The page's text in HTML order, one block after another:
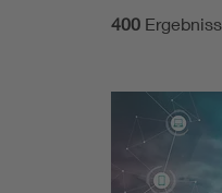
AI &
Health
400